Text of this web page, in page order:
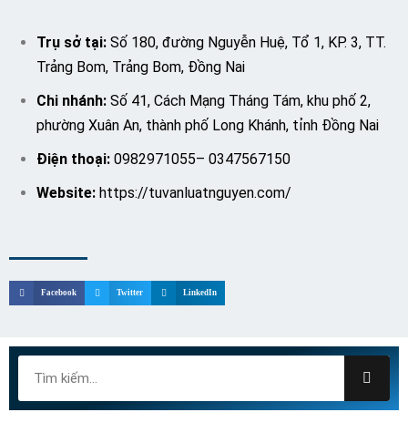
Trụ sở tại: Số 180, đường Nguyễn Huệ, Tổ 1, KP. 3, TT.
Trảng Bom, Trảng Bom, Đồng Nai
Chi nhánh: Số 41, Cách Mạng Tháng Tám, khu phố 2,
phường Xuân An, thành phố Long Khánh, tỉnh Đồng Nai
Điện thoại: 0982971055– 0347567150
Website: https://tuvanluatnguyen.com/
Facebook Twitter LinkedIn